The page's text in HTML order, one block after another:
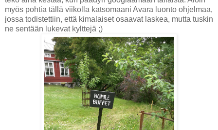
myös pohtia tällä viikolla katsomaani Avara luonto ohjelmaa,
jossa todistettiin, että kimalaiset osaavat laskea, mutta tuskin
ne sentään lukevat kylttejä ;)